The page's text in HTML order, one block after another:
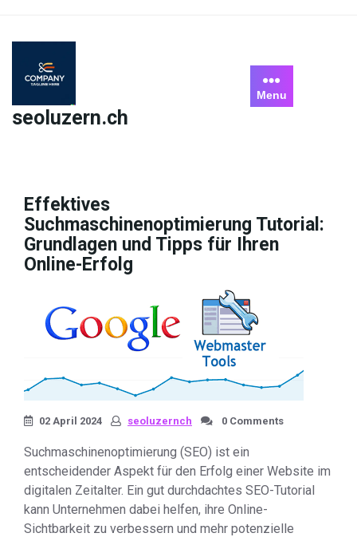
content
seoluzern.ch
Menu
Effektives
Suchmaschinenoptimierung Tutorial:
Grundlagen und Tipps für Ihren
Online-Erfolg
02 April 2024 seoluzernch 0 Comments
Suchmaschinenoptimierung (SEO) ist ein
entscheidender Aspekt für den Erfolg einer Website im
digitalen Zeitalter. Ein gut durchdachtes SEO-Tutorial
kann Unternehmen dabei helfen, ihre Online-
Sichtbarkeit zu verbessern und mehr potenzielle